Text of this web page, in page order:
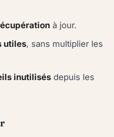
à jour.
utiles, sans multiplier les
inutilisés depuis les